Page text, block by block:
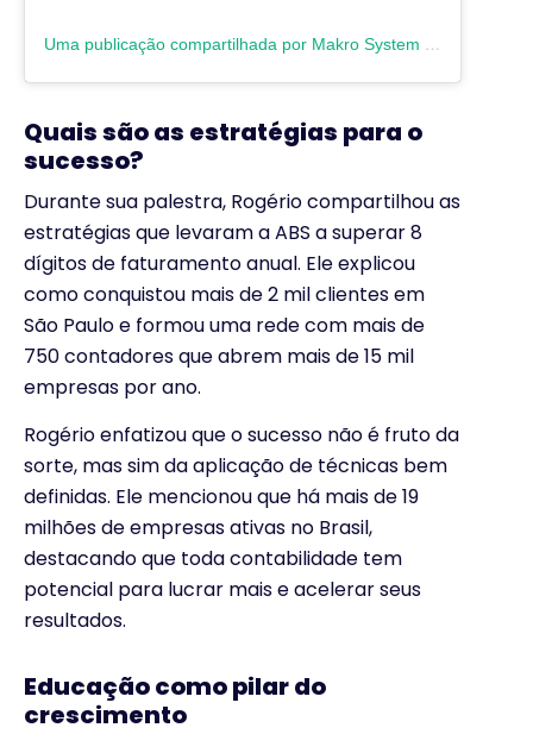
Uma publicação compartilhada por Makro System | Software Contábil (@makrosystem)
Quais são as estratégias para o
sucesso?
Durante sua palestra, Rogério compartilhou as
estratégias que levaram a ABS a superar 8
dígitos de faturamento anual. Ele explicou
como conquistou mais de 2 mil clientes em
São Paulo e formou uma rede com mais de
750 contadores que abrem mais de 15 mil
empresas por ano.
Rogério enfatizou que o sucesso não é fruto da
sorte, mas sim da aplicação de técnicas bem
definidas. Ele mencionou que há mais de 19
milhões de empresas ativas no Brasil,
destacando que toda contabilidade tem
potencial para lucrar mais e acelerar seus
resultados.
Educação como pilar do
crescimento